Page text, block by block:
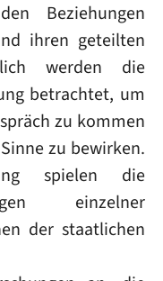
Beziehungen
ihren geteilten
werden die
betrachtet, um
zu kommen
zu bewirken.
spielen die
einzelner
der staatlichen